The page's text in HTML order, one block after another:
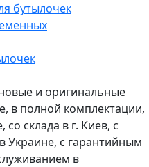
бутылочек
и оригинальные
в полной комплектации,
склада в г. Киев, с
Украине, с гарантийным
в